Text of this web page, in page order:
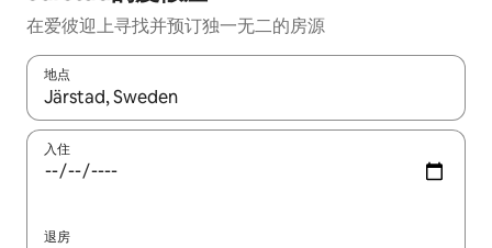
在爱彼迎上寻找并预订独一无二的房源
地点
如有搜索结果，请使用上下方向键查看，或通过点击或滑动手势
入住
退房